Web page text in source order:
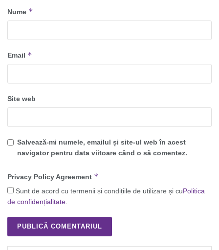
Nume *
Email *
Site web
Salvează-mi numele, emailul și site-ul web în acest
navigator pentru data viitoare când o să comentez.
Privacy Policy Agreement *
Sunt de acord cu termenii și condițiile de utilizare și cuPolitica
de confidențialitate.